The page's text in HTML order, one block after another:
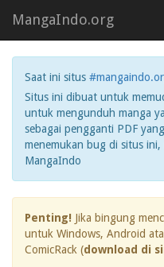
MangaIndo.org
Saat ini situs
Situs ini dibuat untuk
untuk mengunduh manga
sebagai pengganti PDF
menemukan bug di situs
MangaIndo
Penting! Jika bingung
untuk Windows, Android
ComicRack (download di